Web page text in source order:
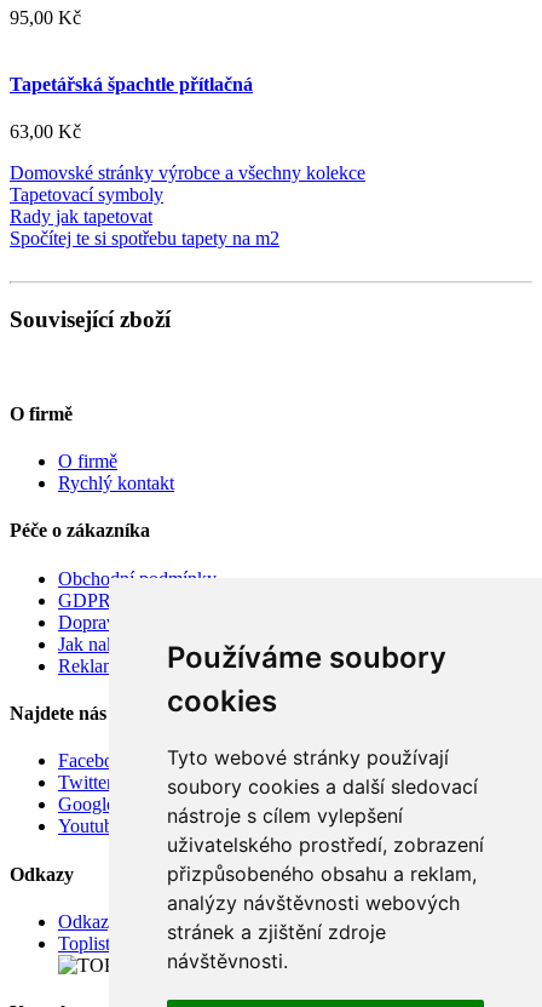
Používáme soubory
cookies
Tyto webové stránky používají
soubory cookies a další sledovací
nástroje s cílem vylepšení
uživatelského prostředí, zobrazení
přizpůsobeného obsahu a reklam,
analýzy návštěvnosti webových
stránek a zjištění zdroje
návštěvnosti.
95,00 Kč
Tapetářská špachtle přítlačná
63,00 Kč
Domovské stránky výrobce a všechny kolekce
Tapetovací symboly
Rady jak tapetovat
Spočítej te si spotřebu tapety na m2
Související zboží
O firmě
O firmě
Rychlý kontakt
Péče o zákazníka
Obchodní podmínky
GDPR
Doprava
Jak nakupovat
Reklamace
Najdete nás
Facebook
Twitter
Google
Youtube
Odkazy
Odkazy
Toplist